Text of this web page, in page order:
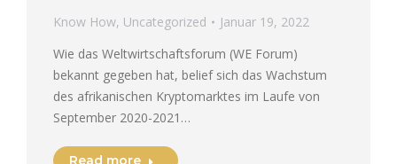
Know How, Uncategorized
Januar 19, 2022
Wie das Weltwirtschaftsforum (WE Forum)
bekannt gegeben hat, belief sich das Wachstum
des afrikanischen Kryptomarktes im Laufe von
September 2020-2021…
Read more